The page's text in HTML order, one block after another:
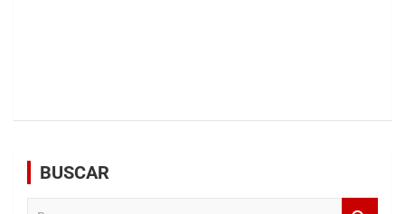
BUSCAR